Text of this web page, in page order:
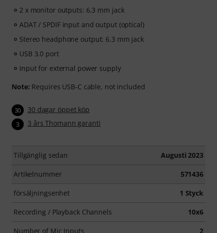
2 x monitor outputs: 6.3 mm jack
ADAT / SPDIF input and output (optical)
Stereo headphone output: 6.3 mm jack
USB 3.0 port
Input for external power supply
Note: Requires USB-C cable, not included
30 30 dagar öppet köp
3 3 års Thomann garanti
Tillgänglig sedan Augusti 2023
Artikelnummer 571436
försäljningsenhet 1 Styck
Recording / Playback Channels 10x6
Number of Mic Inputs 2